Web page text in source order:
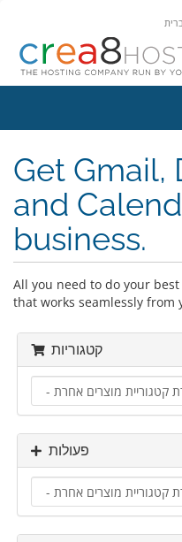
Get Gmail,
and
business.
All you need to do your
that works seamlessly
קטגוריות
פעולות